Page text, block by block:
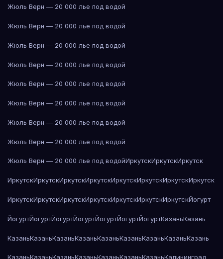
Жюль Верн — 20 000 лье под водой
Жюль Верн — 20 000 лье под водой
Жюль Верн — 20 000 лье под водой
Жюль Верн — 20 000 лье под водой
Жюль Верн — 20 000 лье под водой
Жюль Верн — 20 000 лье под водой
Жюль Верн — 20 000 лье под водой
Жюль Верн — 20 000 лье под водой
Жюль Верн — 20 000 лье под водойИркутскИркутскИркутск
ИркутскИркутскИркутскИркутскИркутскИркутскИркутскИркутск
ИркутскИркутскИркутскИркутскИркутскИркутскИркутскЙогурт
ЙогуртЙогуртЙогуртЙогуртЙогуртЙогуртЙогуртКазаньКазань
КазаньКазаньКазаньКазаньКазаньКазаньКазаньКазаньКазань
КазаньКазаньКазаньКазаньКазаньКазаньКазаньКалининград